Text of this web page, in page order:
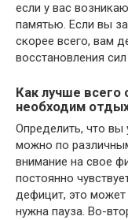
если у вас
памятью. Если вы
скорее всего, вам
восстановления сил
Как лучше всего
необходим
Определить, что вы
можно по
внимание на свое
постоянно
дефицит, это может
нужна пауза. Во-